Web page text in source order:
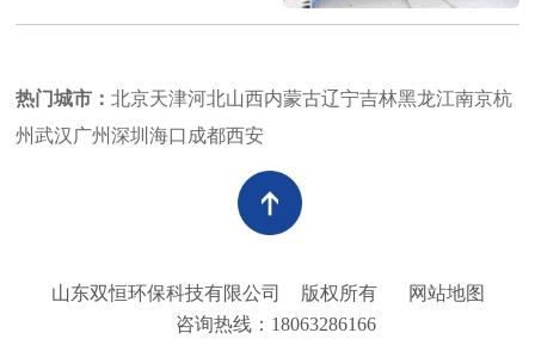
热门城市：北京天津河北山西内蒙古辽宁吉林黑龙江南京杭
州武汉 广州深圳海口 成都西安
山东双恒环保科技有限公司 版权所有
网站地图
咨询热线：18063286166